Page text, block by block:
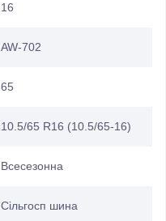
16
AW-702
65
10.5/65 R16 (10.5/65-16)
Всесезонна
Сільгосп шина